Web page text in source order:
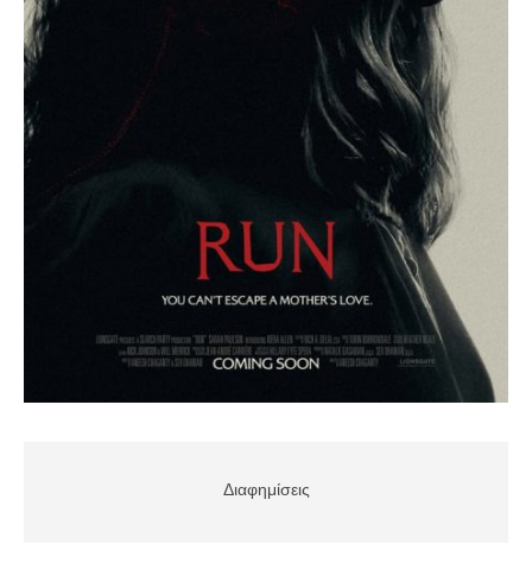
Διαφημίσεις